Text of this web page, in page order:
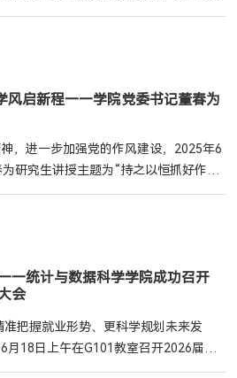
下午组织开展了一堂毕业生党课。本次
届全体毕业生党员参加学习。董春
本色”主题，结合中央八项规定精神，
。她指出，作风问题是关系党的形象和
员即将步入社会，...
风启新程——学院党委书记董春为
，进一步加强党的作风建设，2025年6
研究生讲授主题为“持之以恒抓好作风
”的思政课。董春围绕深入贯彻中央八
要求，结合实际案例，深入浅出地为大
强调，优良的作风是党的生命线和政治
是党在新时期不断开创事业新局面的关
的作风为指引，自觉加强学风建设，...
统计与数据科学学院成功召开
会
把握就业形势、更科学规划未来发
月18日上午在G101教室召开2026届毕
据科学学院党委副书记邹先云老师、教